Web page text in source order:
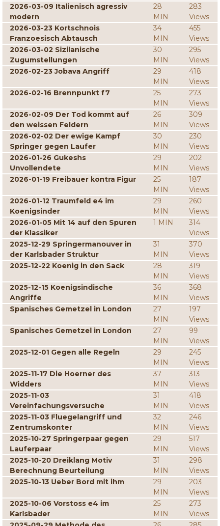
2026-03-09 Italienisch agressiv
modern
28
MIN
283
Views
2026-03-23 Kortschnois
Franzoesisch Abtausch
34
MIN
455
Views
2026-03-02 Sizilanische
Zugumstellungen
30
MIN
295
Views
2026-02-23 Jobava Angriff
29
MIN
418
Views
2026-02-16 Brennpunkt f7
25
MIN
273
Views
2026-02-09 Der Tod kommt auf
den weissen Feldern
26
MIN
309
Views
2026-02-02 Der ewige Kampf
Springer gegen Laufer
30
MIN
230
Views
2026-01-26 Gukeshs
Unvollendete
29
MIN
202
Views
2026-01-19 Freibauer kontra Figur
25
MIN
187
Views
2026-01-12 Traumfeld e4 im
Koenigsinder
29
MIN
260
Views
2026-01-05 Mit 14 auf den Spuren
der Klassiker
1 MIN
314
Views
2025-12-29 Springermanouver in
der Karlsbader Struktur
31
MIN
370
Views
2025-12-22 Koenig in den Sack
28
MIN
319
Views
2025-12-15 Koenigsindische
Angriffe
36
MIN
368
Views
Spanisches Gemetzel in London
27
MIN
197
Views
Spanisches Gemetzel in London
27
MIN
99
Views
2025-12-01 Gegen alle Regeln
29
MIN
245
Views
2025-11-17 Die Hoerner des
Widders
37
MIN
313
Views
2025-11-03
Vereinfachungsversuche
31
MIN
418
Views
2025-11-03 Fluegelangriff und
Zentrumskonter
32
MIN
246
Views
2025-10-27 Springerpaar gegen
Lauferpaar
29
MIN
517
Views
2025-10-20 Dreiklang Motiv
Berechnung Beurteilung
31
MIN
298
Views
2025-10-13 Ueber Bord mit ihm
29
MIN
203
Views
2025-10-06 Vorstoss e4 im
Karlsbader
25
MIN
273
Views